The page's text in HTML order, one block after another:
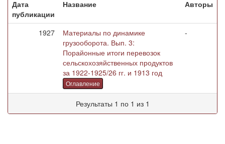
Дата
публикации
Название Авторы
1927
Материалы по динамике
грузооборота. Вып. 3:
Порайонные итоги перевозок
сельскохозяйственных продуктов
за 1922-1925/26 гг. и 1913 год
Оглавление
-
Результаты 1 по 1 из 1